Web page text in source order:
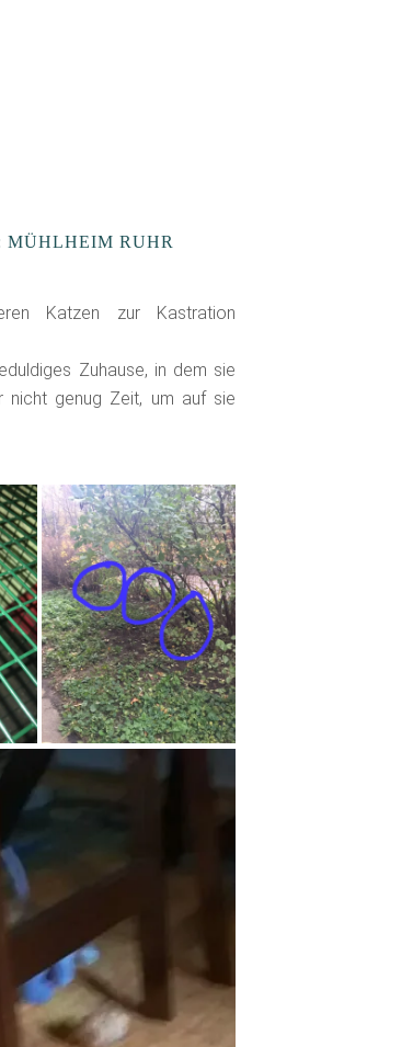
MÜHLHEIM RUHR
Katzen zur Kastration
Zuhause, in dem sie
genug Zeit, um auf sie